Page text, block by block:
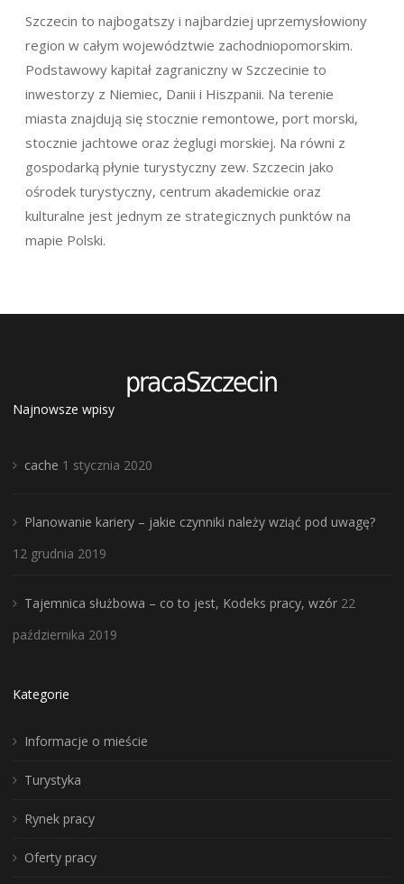
Szczecin to najbogatszy i najbardziej uprzemysłowiony
region w całym województwie zachodniopomorskim.
Podstawowy kapitał zagraniczny w Szczecinie to
inwestorzy z Niemiec, Danii i Hiszpanii. Na terenie
miasta znajdują się stocznie remontowe, port morski,
stocznie jachtowe oraz żeglugi morskiej. Na równi z
gospodarką płynie turystyczny zew. Szczecin jako
ośrodek turystyczny, centrum akademickie oraz
kulturalne jest jednym ze strategicznych punktów na
mapie Polski.
Najnowsze wpisy
cache 1 stycznia 2020
Planowanie kariery – jakie czynniki należy wziąć pod uwagę?
12 grudnia 2019
Tajemnica służbowa – co to jest, Kodeks pracy, wzór 22
października 2019
Kategorie
Informacje o mieście
Turystyka
Rynek pracy
Oferty pracy